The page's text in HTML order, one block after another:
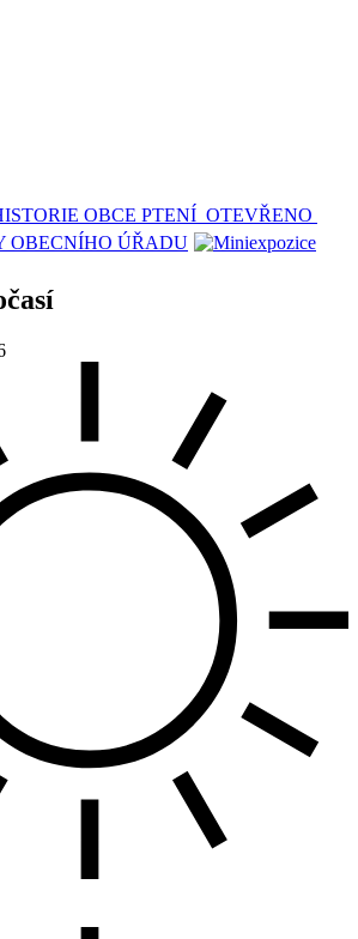
OBCE PTENÍ OTEVŘENO
OBECNÍHO ÚŘADU